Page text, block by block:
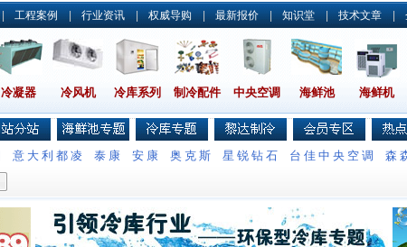
| 工程案例 | 行业资讯 | 权威导购 | 最新报价 | 知识堂 | 技术文章 |
冷凝器 冷风机 冷库系列 制冷配件 中央空调 海鲜池 海鲜机
意大利都凌 泰康 安康 奥克斯 星锐钻石 台佳中央空调 森